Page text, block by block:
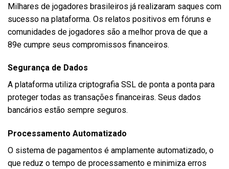
Milhares de jogadores brasileiros já realizaram saques com
sucesso na plataforma. Os relatos positivos em fóruns e
comunidades de jogadores são a melhor prova de que a
89e cumpre seus compromissos financeiros.
Segurança de Dados
A plataforma utiliza criptografia SSL de ponta a ponta para
proteger todas as transações financeiras. Seus dados
bancários estão sempre seguros.
Processamento Automatizado
O sistema de pagamentos é amplamente automatizado, o
que reduz o tempo de processamento e minimiza erros